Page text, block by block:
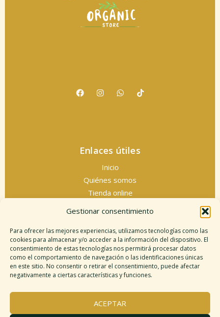
Gestionar consentimiento
Para ofrecer las mejores experiencias, utilizamos tecnologías como las
cookies para almacenar y/o acceder a la información del dispositivo. El
consentimiento de estas tecnologías nos permitirá procesar datos
como el comportamiento de navegación o las identificaciones únicas
en este sitio. No consentir o retirar el consentimiento, puede afectar
negativamente a ciertas características y funciones.
ACEPTAR
Enlaces útiles
Inicio
Quiénes somos
Tienda online
Información legal
Política de cookies